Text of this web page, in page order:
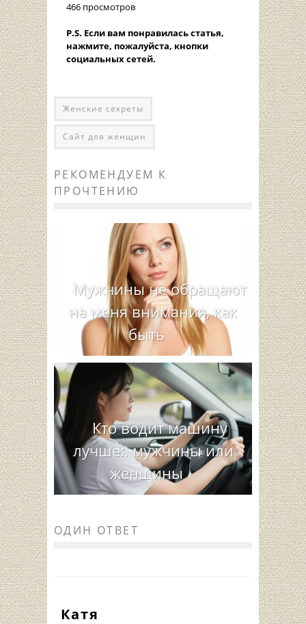
466 просмотров
P.S. Если вам понравилась статья,
нажмите, пожалуйста, кнопки
социальных сетей.
Женские секреты
Сайт для женщин
РЕКОМЕНДУЕМ К
ПРОЧТЕНИЮ
Мужчины не обращают
на меня внимания, как
быть
Кто водит машину
лучше:. мужчины или
женщины
ОДИН ОТВЕТ
Катя